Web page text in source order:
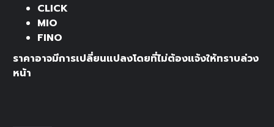
CLICK
MIO
FINO
ราคาอาจมีการเปลี่ยนแปลงโดยที่ไม่ต้องแจ้งให้ทราบล่วง
หน้า